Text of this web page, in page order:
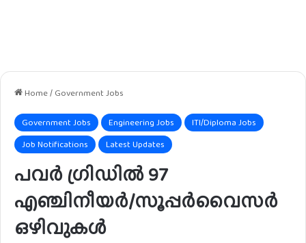
Home/ Government Jobs
Government Jobs Engineering Jobs
ITI/Diploma Jobs
Job Notifications
Latest Updates
പവർ ഗ്രിഡിൽ 97
എഞ്ചിനീയർ/സൂപ്പർവൈസർ
ഒഴിവുകൾ